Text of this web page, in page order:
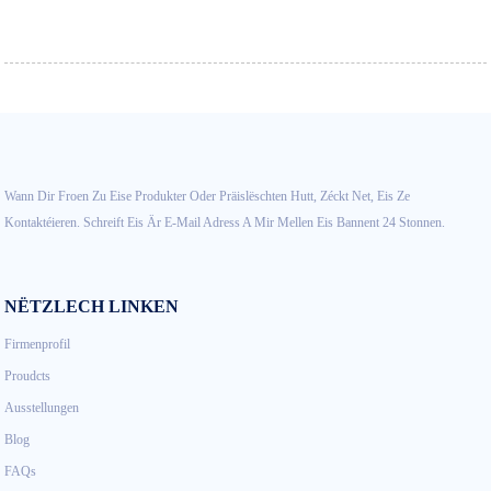
Wann Dir Froen Zu Eise Produkter Oder Präislëschten Hutt, Zéckt Net, Eis Ze
Kontaktéieren. Schreift Eis Är E-Mail Adress A Mir Mellen Eis Bannent 24 Stonnen.
NËTZLECH LINKEN
Firmenprofil
Proudcts
Ausstellungen
Blog
FAQs